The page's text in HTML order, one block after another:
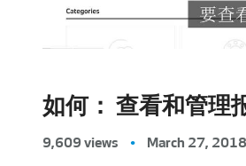
如何： 查看和管理
9,609 views • March 27, 2018